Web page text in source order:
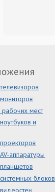
мест
и
аппаратуры
блоков